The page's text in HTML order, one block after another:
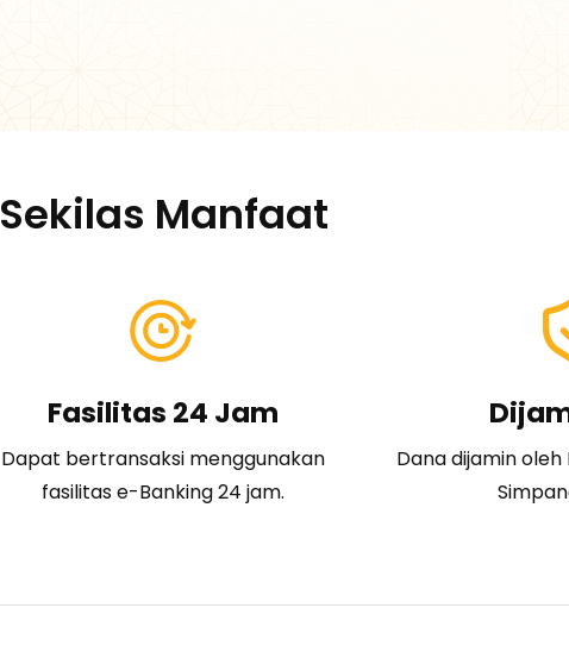
Sekilas Manfaat
Fasilitas 24 Jam
Dapat bertransaksi menggunakan
fasilitas e-Banking 24 jam.
Dana dijamin